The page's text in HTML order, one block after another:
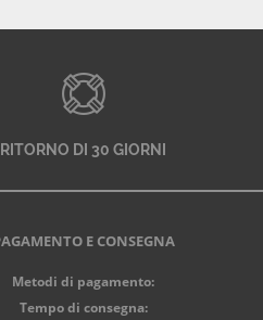
RITORNO DI 30 GIORNI
E CONSEGNA
Metodi di pagamento:
Tempo di consegna: